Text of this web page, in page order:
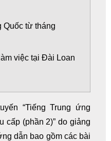
từ tháng
việc tại Đài Loan
“Tiếng Trung ứng
cấp (phần 2)” do giảng
dẫn bao gồm các bài